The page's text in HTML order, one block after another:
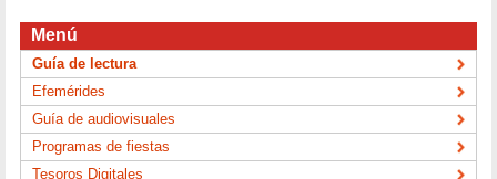
Menú
Guía de lectura
Efemérides
Guía de audiovisuales
Programas de fiestas
Tesoros Digitales